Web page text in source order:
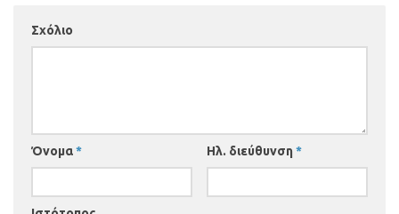
Σχόλιο
Όνομα* Ηλ. διεύθυνση *